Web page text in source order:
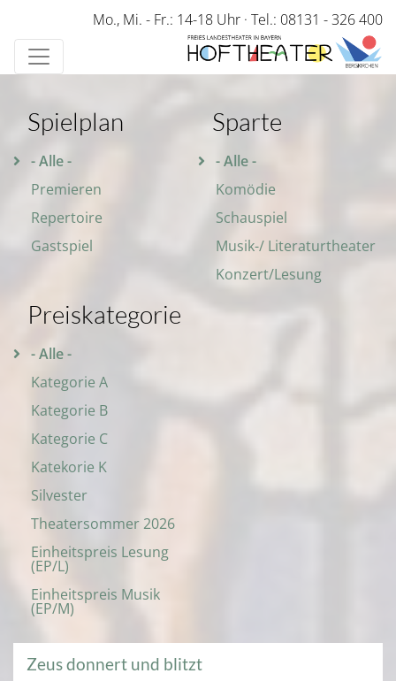
Direkt
zum
Inhalt
Mo., Mi. - Fr.: 14-18 Uhr · Tel.: 08131 - 326 400
Zeus donnert und blitzt
Spielplan
- Alle -
Premieren
Repertoire
Gastspiel
Sparte
- Alle -
Komödie
Schauspiel
Musik-/ Literaturtheater
Konzert/Lesung
Preiskategorie
- Alle -
Kategorie A
Kategorie B
Kategorie C
Katekorie K
Silvester
Theatersommer 2026
Einheitspreis Lesung
(EP/L)
Einheitspreis Musik
(EP/M)